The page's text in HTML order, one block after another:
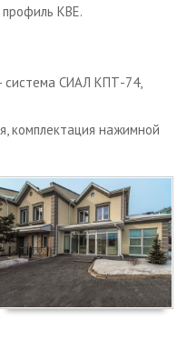
КВЕ.
система СИАЛ КПТ-74,
комплектация нажимной